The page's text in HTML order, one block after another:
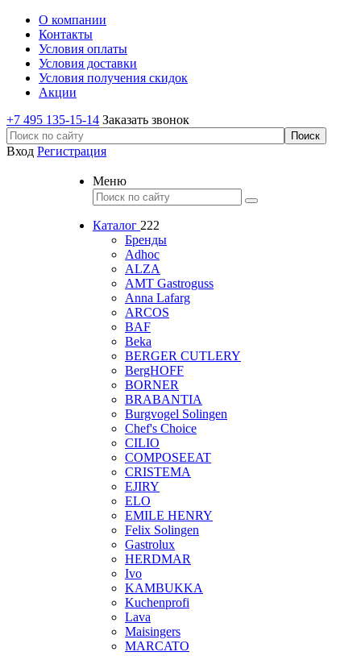
О компании
Контакты
Условия оплаты
Условия доставки
Условия получения скидок
Акции
+7 495 135-15-14 Заказать звонок
Вход Регистрация
Меню
Каталог 222
Бренды
Adhoc
ALZA
AMT Gastroguss
Anna Lafarg
ARCOS
BAF
Beka
BERGER CUTLERY
BergHOFF
BORNER
BRABANTIA
Burgvogel Solingen
Chef's Choice
CILIO
COMPOSEEAT
CRISTEMA
EJIRY
ELO
EMILE HENRY
Felix Solingen
Gastrolux
HERDMAR
Ivo
KAMBUKKA
Kuchenprofi
Lava
Maisingers
MARCATO